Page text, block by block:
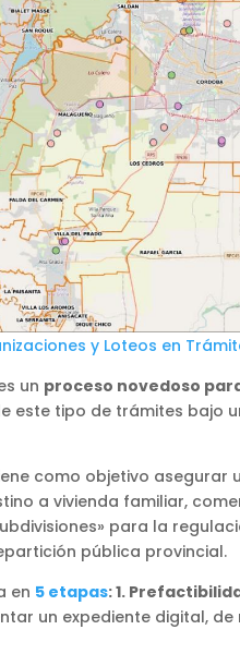
y Loteos en
un proceso novedoso
este tipo de trámites bajo
como objetivo
a vivienda familiar,
para la
pública provincial.
en 5 etapas: 1.
un expediente digital,